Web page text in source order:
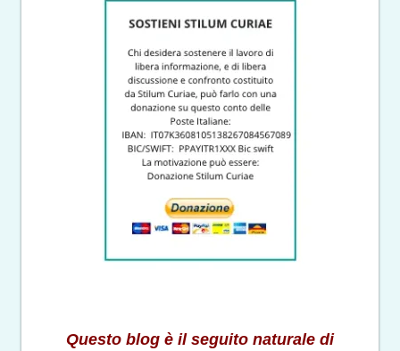
Questo blog è il seguito naturale di